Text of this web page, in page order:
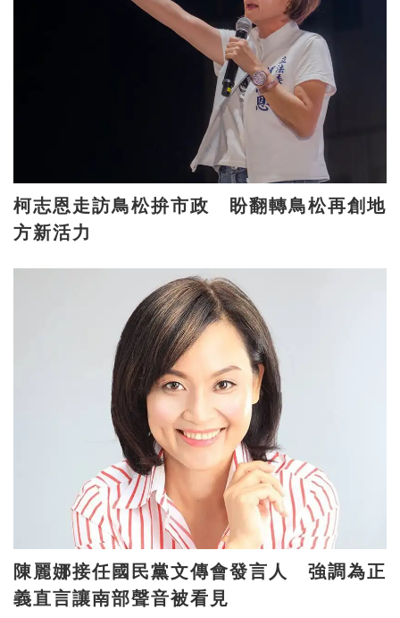
柯志恩走訪鳥松拚市政 盼翻轉鳥松再創地
方新活力
陳麗娜接任國民黨文傳會發言人 強調為正
義直言讓南部聲音被看見